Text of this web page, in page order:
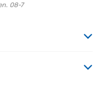
08-7